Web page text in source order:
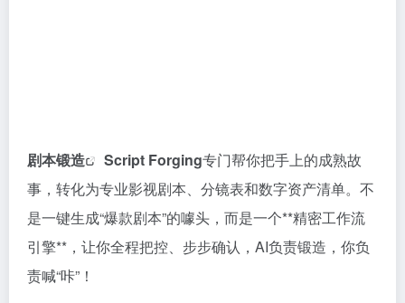
剧本锻造 Script Forging专门帮你把手上的成熟故
事，转化为专业影视剧本、分镜表和数字资产清单。不
是一键生成“爆款剧本”的噱头，而是一个**精密工作流
引擎**，让你全程把控、步步确认，AI负责锻造，你负
责喊“咔”！